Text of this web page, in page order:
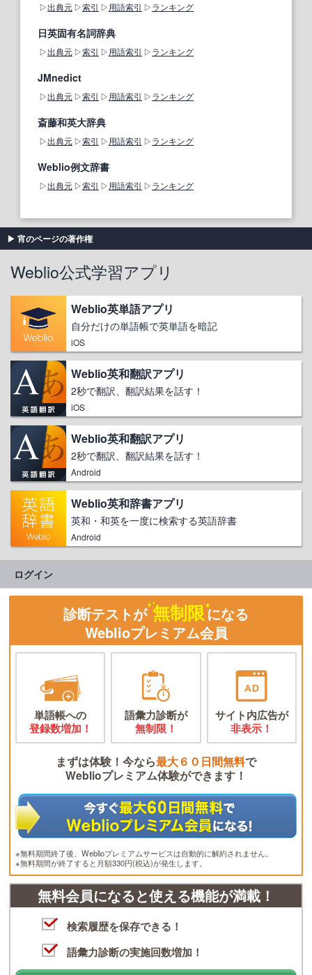
出典元 索引 用語索引 ランキング
日英固有名詞辞典
出典元 索引 用語索引 ランキング
JMnedict
出典元 索引 用語索引 ランキング
斎藤和英大辞典
出典元 索引 用語索引 ランキング
Weblio例文辞書
出典元 索引 用語索引 ランキング
宵のページの著作権
Weblio公式学習アプリ
Weblio英単語アプリ
自分だけの単語帳で英単語を暗記
iOS
Weblio英和翻訳アプリ
2秒で翻訳、翻訳結果を話す！
iOS
Weblio英和翻訳アプリ
2秒で翻訳、翻訳結果を話す！
Android
Weblio英和辞書アプリ
英和・和英を一度に検索する英語辞書
Android
ログイン
診断テストが 無制限になる
Weblioプレミアム会員
単語帳への
登録数増加！
語彙力診断が
無制限！
サイト内広告が
非表示！
まずは体験！今なら最大６０日間無料で
Weblioプレミアム体験ができます！
※無料期間終了後、Weblioプレミアムサービスは自動的に解約されません。
※無料期間が終了すると月額330円(税込)が発生します。
無料会員になると使える機能が満載！
検索履歴を保存できる！
語彙力診断の実施回数増加！